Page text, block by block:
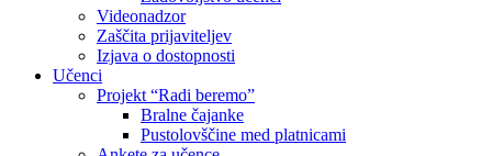
Videonadzor
Zaščita prijaviteljev
Izjava o dostopnosti
Učenci
Projekt “Radi beremo”
Bralne čajanke
Pustolovščine med platnicami